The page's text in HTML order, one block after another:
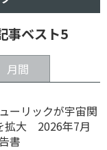
事ベスト5
月間
ーリックが宇宙関
拡大 2026年7月
書